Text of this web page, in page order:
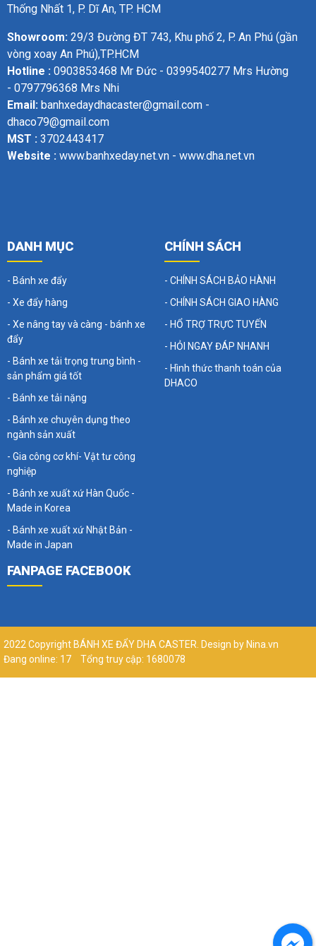
Thống Nhất 1, P. Dĩ An, TP. HCM
Showroom: 29/3 Đường ĐT 743, Khu phố 2, P. An Phú (gần
vòng xoay An Phú),TP.HCM
Hotline : 0903853468 Mr Đức - 0399540277 Mrs Hường
- 0797796368 Mrs Nhi
Email: banhxedaydhacaster@gmail.com -
dhaco79@gmail.com
MST : 3702443417
Website : www.banhxeday.net.vn - www.dha.net.vn
DANH MỤC
- Bánh xe đẩy
- Xe đẩy hàng
- Xe nâng tay và càng - bánh xe
đẩy
- Bánh xe tải trọng trung bình -
sản phẩm giá tốt
- Bánh xe tải nặng
- Bánh xe chuyên dụng theo
ngành sản xuất
- Gia công cơ khí- Vật tư công
nghiệp
- Bánh xe xuất xứ Hàn Quốc -
Made in Korea
- Bánh xe xuất xứ Nhật Bản -
Made in Japan
CHÍNH SÁCH
- CHÍNH SÁCH BẢO HÀNH
- CHÍNH SÁCH GIAO HÀNG
- HỔ TRỢ TRỰC TUYẾN
- HỎI NGAY ĐÁP NHANH
- Hình thức thanh toán của
DHACO
FANPAGE FACEBOOK
2022 Copyright BÁNH XE ĐẨY DHA CASTER. Design by Nina.vn
Đang online: 17
Tổng truy cập: 1680078